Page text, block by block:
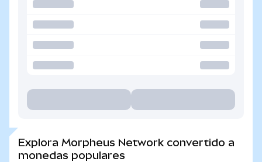
Explora Morpheus Network convertido a
monedas populares